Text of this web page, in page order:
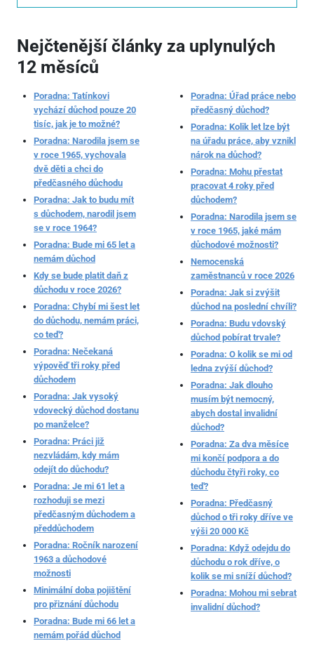
Nejčtenější články za uplynulých
12 měsíců
Poradna: Tatínkovi
vychází důchod pouze 20
tisíc, jak je to možné?
Poradna: Narodila jsem se
v roce 1965, vychovala
dvě děti a chci do
předčasného důchodu
Poradna: Jak to budu mít
s důchodem, narodil jsem
se v roce 1964?
Poradna: Bude mi 65 let a
nemám důchod
Kdy se bude platit daň z
důchodu v roce 2026?
Poradna: Chybí mi šest let
do důchodu, nemám práci,
co teď?
Poradna: Nečekaná
výpověď tři roky před
důchodem
Poradna: Jak vysoký
vdovecký důchod dostanu
po manželce?
Poradna: Práci již
nezvládám, kdy mám
odejít do důchodu?
Poradna: Je mi 61 let a
rozhoduji se mezi
předčasným důchodem a
předdůchodem
Poradna: Ročník narození
1963 a důchodové
možnosti
Minimální doba pojištění
pro přiznání důchodu
Poradna: Bude mi 66 let a
nemám pořád důchod
Poradna: Úřad práce nebo
předčasný důchod?
Poradna: Kolik let lze být
na úřadu práce, aby vznikl
nárok na důchod?
Poradna: Mohu přestat
pracovat 4 roky před
důchodem?
Poradna: Narodila jsem se
v roce 1965, jaké mám
důchodové možnosti?
Nemocenská
zaměstnanců v roce 2026
Poradna: Jak si zvýšit
důchod na poslední chvíli?
Poradna: Budu vdovský
důchod pobírat trvale?
Poradna: O kolik se mi od
ledna zvýší důchod?
Poradna: Jak dlouho
musím být nemocný,
abych dostal invalidní
důchod?
Poradna: Za dva měsíce
mi končí podpora a do
důchodu čtyři roky, co
teď?
Poradna: Předčasný
důchod o tři roky dříve ve
výši 20 000 Kč
Poradna: Když odejdu do
důchodu o rok dříve, o
kolik se mi sníží důchod?
Poradna: Mohou mi sebrat
invalidní důchod?